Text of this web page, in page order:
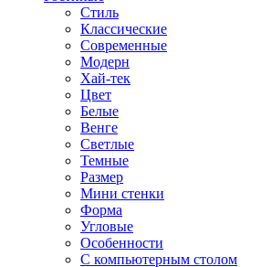
Стиль
Классические
Современные
Модерн
Хай-тек
Цвет
Белые
Венге
Светлые
Темные
Размер
Мини стенки
Форма
Угловые
Особенности
С компьютерным столом